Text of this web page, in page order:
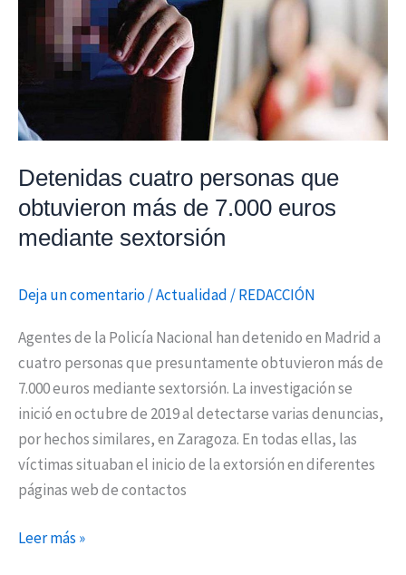
Detenidas cuatro personas que
obtuvieron más de 7.000 euros
mediante sextorsión
Deja un comentario/Actualidad /REDACCIÓN
Agentes de la Policía Nacional han detenido en Madrid a
cuatro personas que presuntamente obtuvieron más de
7.000 euros mediante sextorsión. La investigación se
inició en octubre de 2019 al detectarse varias denuncias,
por hechos similares, en Zaragoza. En todas ellas, las
víctimas situaban el inicio de la extorsión en diferentes
páginas web de contactos
obtuvieron
más
de
7.000
mediante
sextorsión
Leer más »